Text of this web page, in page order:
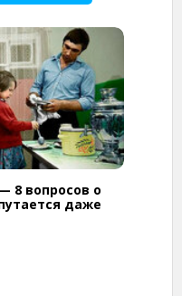
8 вопросов о
даже